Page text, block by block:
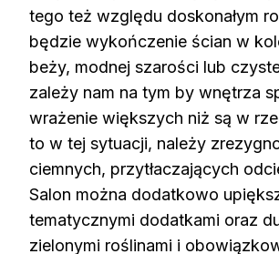
tego też względu doskonałym
będzie wykończenie ścian w
beży, modnej szarości lub
zależy nam na tym by wnętrza
wrażenie większych niż są w
to w tej sytuacji, należy
ciemnych, przytłaczających
Salon można dodatkowo
tematycznymi dodatkami oraz
zielonymi roślinami i